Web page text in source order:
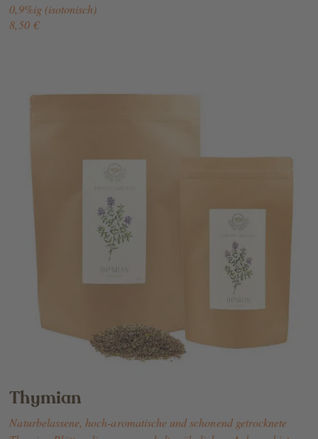
0,9%ig (isotonisch)
8,50 €
Thymian
Naturbelassene, hoch-aromatische und schonend getrocknete